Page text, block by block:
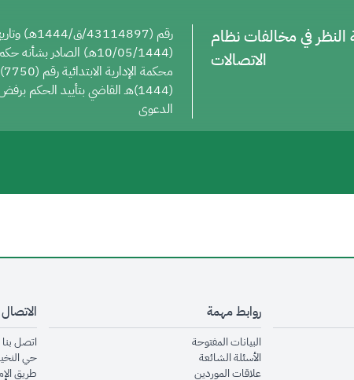
النظر في مخالفات نظام
الاتصالات
رقم (43114897/ق/1444هـ)
(10/05/1444هـ) الصادر بشأنه
(1444)هـ القاضي بتأييد الحكم
الدعوى
روابط مهمة
البيانات المفتوحةopens in new window
الأسئلة الشائعةopens in new window
علاقات الموردينopens in new window
اتصل بنا
حي
طريق